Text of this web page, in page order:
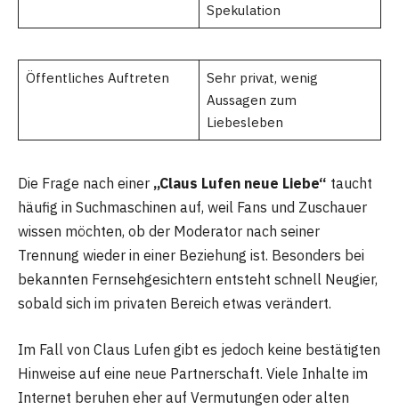
Spekulation
Öffentliches Auftreten
Sehr privat, wenig
Aussagen zum
Liebesleben
Die Frage nach einer „Claus Lufen neue Liebe“ taucht
häufig in Suchmaschinen auf, weil Fans und Zuschauer
wissen möchten, ob der Moderator nach seiner
Trennung wieder in einer Beziehung ist. Besonders bei
bekannten Fernsehgesichtern entsteht schnell Neugier,
sobald sich im privaten Bereich etwas verändert.
Im Fall von Claus Lufen gibt es jedoch keine bestätigten
Hinweise auf eine neue Partnerschaft. Viele Inhalte im
Internet beruhen eher auf Vermutungen oder alten